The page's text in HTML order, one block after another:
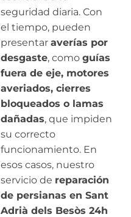
seguridad diaria. Con
el tiempo, pueden
presentar averías por
desgaste, como guías
fuera de eje, motores
averiados, cierres
bloqueados o lamas
dañadas, que impiden
su correcto
funcionamiento. En
esos casos, nuestro
servicio de reparación
de persianas en Sant
Adrià dels Besòs 24h